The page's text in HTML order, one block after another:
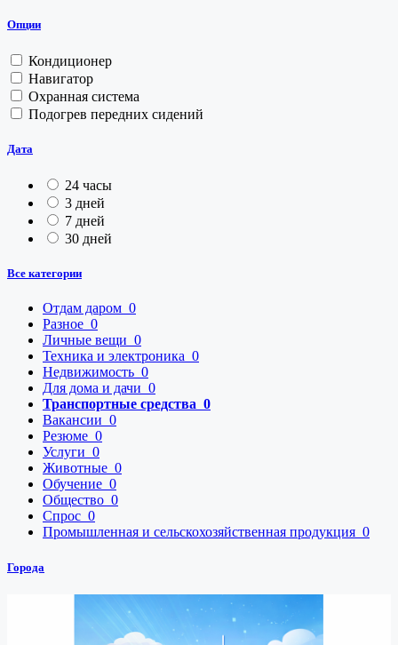
Опции
Кондиционер
Навигатор
Охранная система
Подогрев передних сидений
Дата
24 часы
3 дней
7 дней
30 дней
Все категории
Отдам даром 0
Разное 0
Личные вещи 0
Техника и электроника 0
Недвижимость 0
Для дома и дачи 0
Транспортные средства 0
Вакансии 0
Резюме 0
Услуги 0
Животные 0
Обучение 0
Общество 0
Спрос 0
Промышленная и сельскохозяйственная продукция 0
Города